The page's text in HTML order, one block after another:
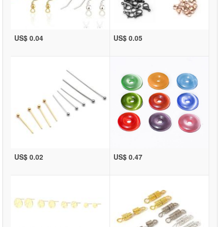
US$ 0.04 US$ 0.05
US$ 0.02 US$ 0.47